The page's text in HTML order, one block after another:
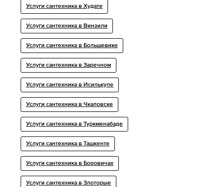
Услуги сантехника в Худате
Услуги сантехника в Винзили
Услуги сантехника в Большевике
Услуги сантехника в Заречном
Услуги сантехника в Исилькуле
Услуги сантехника в Чкаловске
Услуги сантехника в Туркменабаде
Услуги сантехника в Ташкенте
Услуги сантехника в Боровичах
Услуги сантехника в Злоторые